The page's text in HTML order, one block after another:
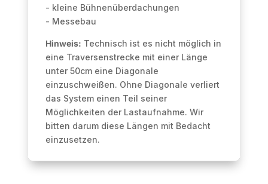
- kleine Bühnenüberdachungen
- Messebau
Hinweis: Technisch ist es nicht möglich in
eine Traversenstrecke mit einer Länge
unter 50cm eine Diagonale
einzuschweißen. Ohne Diagonale verliert
das System einen Teil seiner
Möglichkeiten der Lastaufnahme. Wir
bitten darum diese Längen mit Bedacht
einzusetzen.